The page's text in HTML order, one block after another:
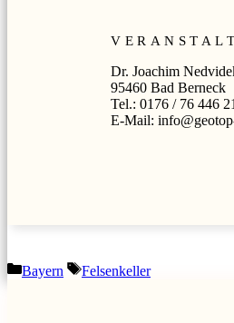
Dr. Joachim
95460 Bad Berneck
Tel.: 0176 / 76 446
E-Mail:
Kategorien
Bayern Schlagwörter
Felsenkeller